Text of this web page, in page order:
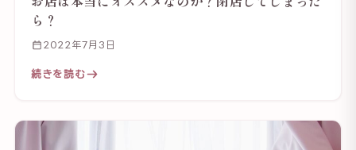
ら？
2022年7月3日
続きを読む